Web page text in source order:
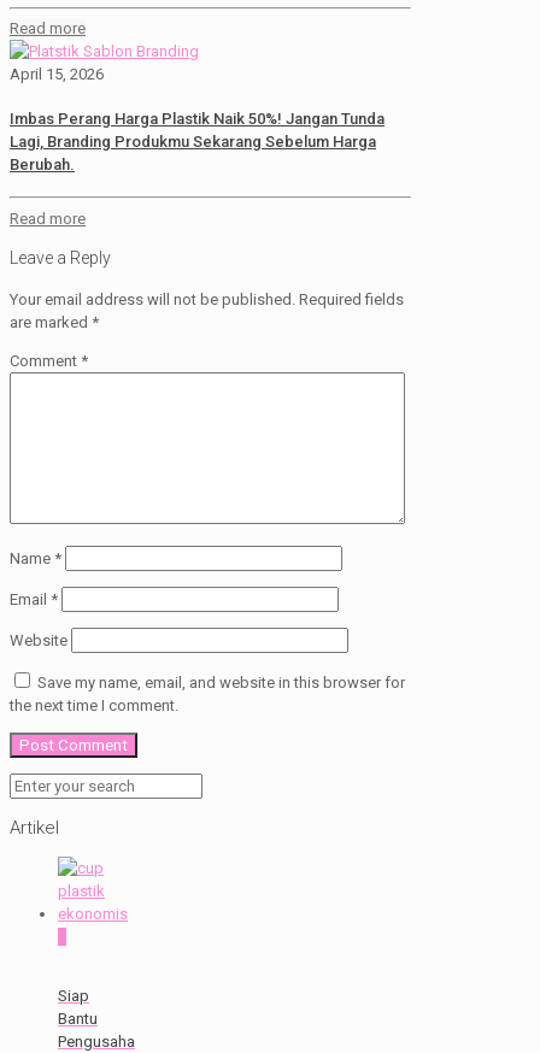
Read more
April 15, 2026
Imbas Perang Harga Plastik Naik 50%! Jangan Tunda
Lagi, Branding Produkmu Sekarang Sebelum Harga
Berubah.
Read more
Leave a Reply
Your email address will not be published. Required fields
are marked *
Comment *
Name *
Email *
Website
Save my name, email, and website in this browser for
the next time I comment.
Artikel
Siap
Bantu
Pengusaha